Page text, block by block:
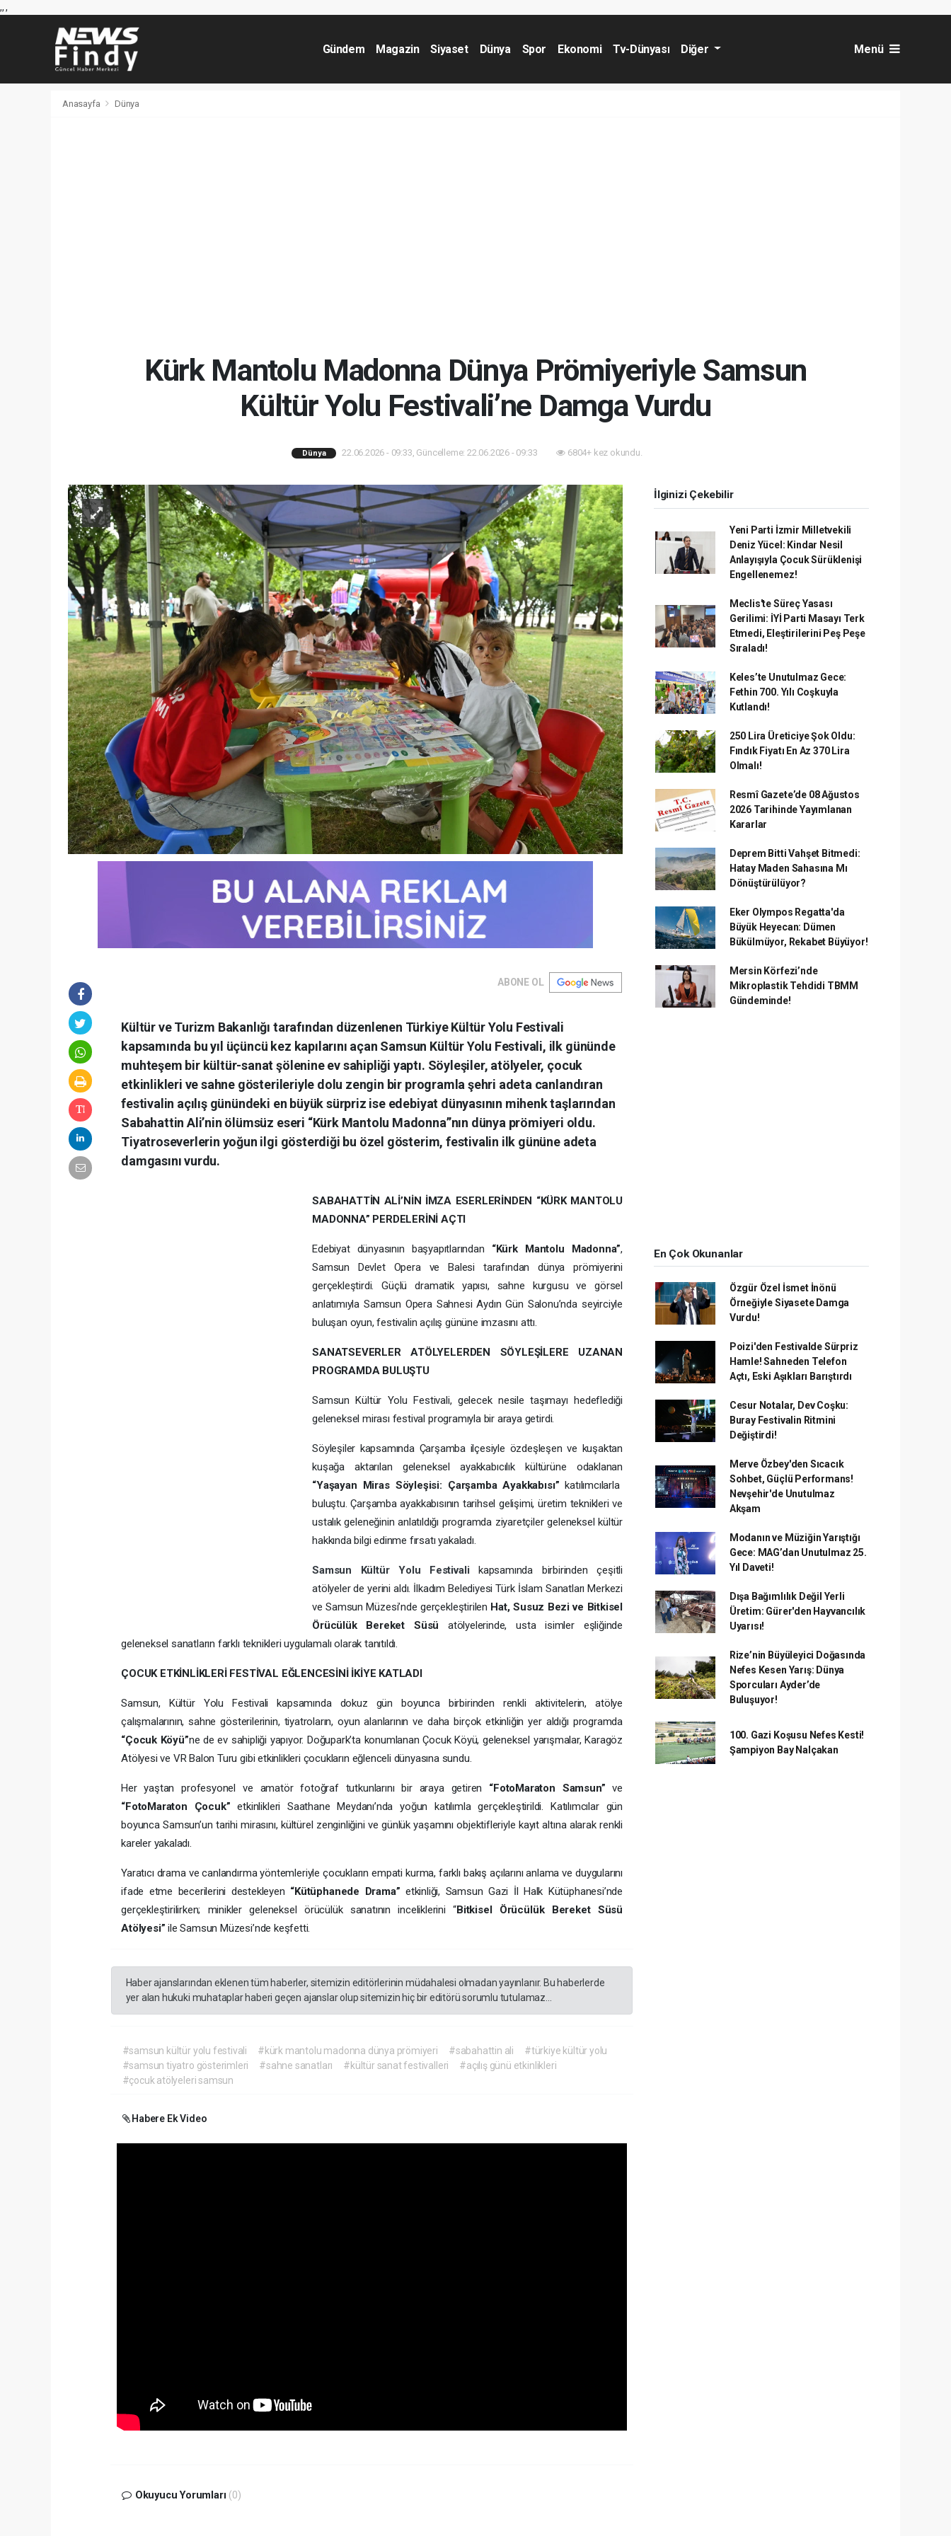
,,,
Gündem Magazin Siyaset Dünya Spor Ekonomi Tv-Dünyası Diğer Menü
Anasayfa Dünya
Kürk Mantolu Madonna Dünya Prömiyeriyle Samsun
Kültür Yolu Festivali’ne Damga Vurdu
Dünya 22.06.2026 - 09:33, Güncelleme: 22.06.2026 - 09:33 6804+ kez okundu.
ABONE OL
Kültür ve Turizm Bakanlığı tarafından düzenlenen Türkiye Kültür Yolu Festivali
kapsamında bu yıl üçüncü kez kapılarını açan Samsun Kültür Yolu Festivali, ilk gününde
muhteşem bir kültür-sanat şölenine ev sahipliği yaptı. Söyleşiler, atölyeler, çocuk
etkinlikleri ve sahne gösterileriyle dolu zengin bir programla şehri adeta canlandıran
festivalin açılış günündeki en büyük sürpriz ise edebiyat dünyasının mihenk taşlarından
Sabahattin Ali’nin ölümsüz eseri “Kürk Mantolu Madonna”nın dünya prömiyeri oldu.
Tiyatroseverlerin yoğun ilgi gösterdiği bu özel gösterim, festivalin ilk gününe adeta
damgasını vurdu.
SABAHATTİN ALİ’NİN İMZA ESERLERİNDEN “KÜRK MANTOLU
MADONNA” PERDELERİNİ AÇTI
Edebiyat dünyasının başyapıtlarından “Kürk Mantolu Madonna”,
Samsun Devlet Opera ve Balesi tarafından dünya prömiyerini
gerçekleştirdi. Güçlü dramatik yapısı, sahne kurgusu ve görsel
anlatımıyla Samsun Opera Sahnesi Aydın Gün Salonu’nda seyirciyle
buluşan oyun, festivalin açılış gününe imzasını attı.
SANATSEVERLER ATÖLYELERDEN SÖYLEŞİLERE UZANAN
PROGRAMDA BULUŞTU
Samsun Kültür Yolu Festivali, gelecek nesile taşımayı hedeflediği
geleneksel mirası festival programıyla bir araya getirdi.
Söyleşiler kapsamında Çarşamba ilçesiyle özdeşleşen ve kuşaktan
kuşağa aktarılan geleneksel ayakkabıcılık kültürüne odaklanan
“Yaşayan Miras Söyleşisi: Çarşamba Ayakkabısı”katılımcılarla
buluştu. Çarşamba ayakkabısının tarihsel gelişimi, üretim teknikleri ve
ustalık geleneğinin anlatıldığı programda ziyaretçiler geleneksel kültür
hakkında bilgi edinme fırsatı yakaladı.
Samsun Kültür Yolu Festivali kapsamında birbirinden çeşitli
atölyeler de yerini aldı. İlkadım Belediyesi Türk İslam Sanatları Merkezi
ve Samsun Müzesi’nde gerçekleştirilen Hat, Susuz Bezi ve Bitkisel
Örücülük Bereket Süsü atölyelerinde, usta isimler eşliğinde
geleneksel sanatların farklı teknikleri uygulamalı olarak tanıtıldı.
ÇOCUK ETKİNLİKLERİ FESTİVAL EĞLENCESİNİ İKİYE KATLADI
Samsun, Kültür Yolu Festivali kapsamında dokuz gün boyunca birbirinden renkli aktivitelerin, atölye
çalışmalarının, sahne gösterilerinin, tiyatroların, oyun alanlarının ve daha birçok etkinliğin yer aldığı programda
“Çocuk Köyü”ne de ev sahipliği yapıyor. Doğupark’ta konumlanan Çocuk Köyü, geleneksel yarışmalar, Karagöz
Atölyesi ve VR Balon Turu gibi etkinlikleri çocukların eğlenceli dünyasına sundu.
Her yaştan profesyonel ve amatör fotoğraf tutkunlarını bir araya getiren “FotoMaraton Samsun” ve
“FotoMaraton Çocuk” etkinlikleri Saathane Meydanı’nda yoğun katılımla gerçekleştirildi. Katılımcılar gün
boyunca Samsun’un tarihi mirasını, kültürel zenginliğini ve günlük yaşamını objektifleriyle kayıt altına alarak renkli
kareler yakaladı.
Yaratıcı drama ve canlandırma yöntemleriyle çocukların empati kurma, farklı bakış açılarını anlama ve duygularını
ifade etme becerilerini destekleyen “Kütüphanede Drama” etkinliği, Samsun Gazi İl Halk Kütüphanesi’nde
gerçekleştirilirken; minikler geleneksel örücülük sanatının inceliklerini “Bitkisel Örücülük Bereket Süsü
Atölyesi” ile Samsun Müzesi’nde keşfetti.
Haber ajanslarından eklenen tüm haberler, sitemizin editörlerinin müdahalesi olmadan yayınlanır. Bu haberlerde
yer alan hukuki muhataplar haberi geçen ajanslar olup sitemizin hiç bir editörü sorumlu tutulamaz...
#samsun kültür yolu festivali #kürk mantolu madonna dünya prömiyeri #sabahattin ali
#türkiye kültür yolu
#samsun tiyatro gösterimleri
#sahne sanatları #kültür sanat festivalleri
#açılış günü etkinlikleri
#çocuk atölyeleri samsun
Habere Ek Video
Okuyucu Yorumları (0)
İlginizi Çekebilir
Yeni Parti İzmir Milletvekili
Deniz Yücel: Kindar Nesil
Anlayışıyla Çocuk Sürüklenişi
Engellenemez!
Meclis'te Süreç Yasası
Gerilimi: İYİ Parti Masayı Terk
Etmedi, Eleştirilerini Peş Peşe
Sıraladı!
Keles’te Unutulmaz Gece:
Fethin 700. Yılı Coşkuyla
Kutlandı!
250 Lira Üreticiye Şok Oldu:
Fındık Fiyatı En Az 370 Lira
Olmalı!
Resmî Gazete’de 08 Ağustos
2026 Tarihinde Yayımlanan
Kararlar
Deprem Bitti Vahşet Bitmedi:
Hatay Maden Sahasına Mı
Dönüştürülüyor?
Eker Olympos Regatta'da
Büyük Heyecan: Dümen
Bükülmüyor, Rekabet Büyüyor!
Mersin Körfezi’nde
Mikroplastik Tehdidi TBMM
Gündeminde!
En Çok Okunanlar
Özgür Özel İsmet İnönü
Örneğiyle Siyasete Damga
Vurdu!
Poizi'den Festivalde Sürpriz
Hamle! Sahneden Telefon
Açtı, Eski Aşıkları Barıştırdı
Cesur Notalar, Dev Coşku:
Buray Festivalin Ritmini
Değiştirdi!
Merve Özbey'den Sıcacık
Sohbet, Güçlü Performans!
Nevşehir'de Unutulmaz
Akşam
Modanın ve Müziğin Yarıştığı
Gece: MAG’dan Unutulmaz 25.
Yıl Daveti!
Dışa Bağımlılık Değil Yerli
Üretim: Gürer'den Hayvancılık
Uyarısı!
Rize’nin Büyüleyici Doğasında
Nefes Kesen Yarış: Dünya
Sporcuları Ayder’de
Buluşuyor!
100. Gazi Koşusu Nefes Kesti!
Şampiyon Bay Nalçakan